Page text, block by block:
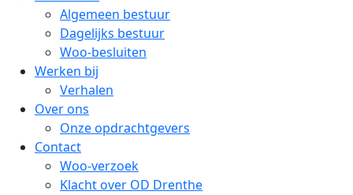
Algemeen bestuur
Dagelijks bestuur
Woo-besluiten
Werken bij
Verhalen
Over ons
Onze opdrachtgevers
Contact
Woo-verzoek
Klacht over OD Drenthe